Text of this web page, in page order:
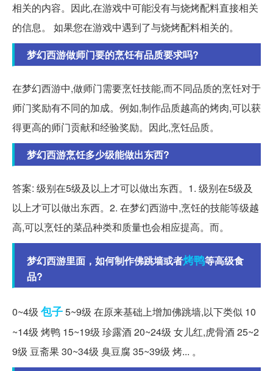
相关的内容。因此,在游戏中可能没有与烧烤配料直接相关
的信息。 如果您在游戏中遇到了与烧烤配料相关的。
梦幻西游做师门要的烹饪有品质要求吗?
在梦幻西游中,做师门需要烹饪技能,而不同品质的烹饪对于
师门奖励有不同的加成。例如,制作品质越高的烤肉,可以获
得更高的师门贡献和经验奖励。因此,烹饪品质。
梦幻西游烹饪多少级能做出东西?
答案: 级别在5级及以上才可以做出东西。1. 级别在5级及
以上才可以做出东西。2. 在梦幻西游中,烹饪的技能等级越
高,可以烹饪的菜品种类和质量也会相应提高。而。
梦幻西游里面，如何制作佛跳墙或者烤鸭等高级食
品?
0~4级 包子5~9级 在原来基础上增加佛跳墙,以下类似 10
~14级 烤鸭 15~19级 珍露酒 20~24级 女儿红,虎骨酒 25~2
9级 豆斋果 30~34级 臭豆腐 35~39级 烤... 。